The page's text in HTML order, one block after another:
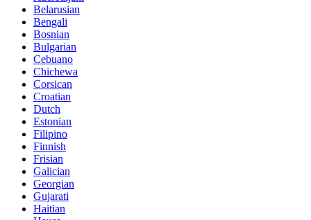
Belarusian
Bengali
Bosnian
Bulgarian
Cebuano
Chichewa
Corsican
Croatian
Dutch
Estonian
Filipino
Finnish
Frisian
Galician
Georgian
Gujarati
Haitian